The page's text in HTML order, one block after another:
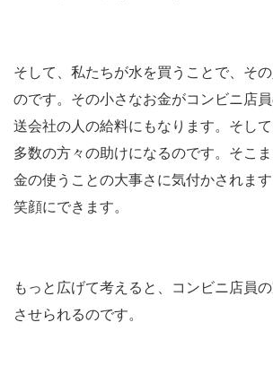
そして、私たちが水を買うことで、そ
のです。その小さなお金がコンビニ店
送会社の人の給料にもなります。そし
多数の方々の助けになるのです。そこ
金の使うことの大事さに気付かされま
笑顔にできます。
もっと広げて考えると、コンビニ店員
させられるのです。